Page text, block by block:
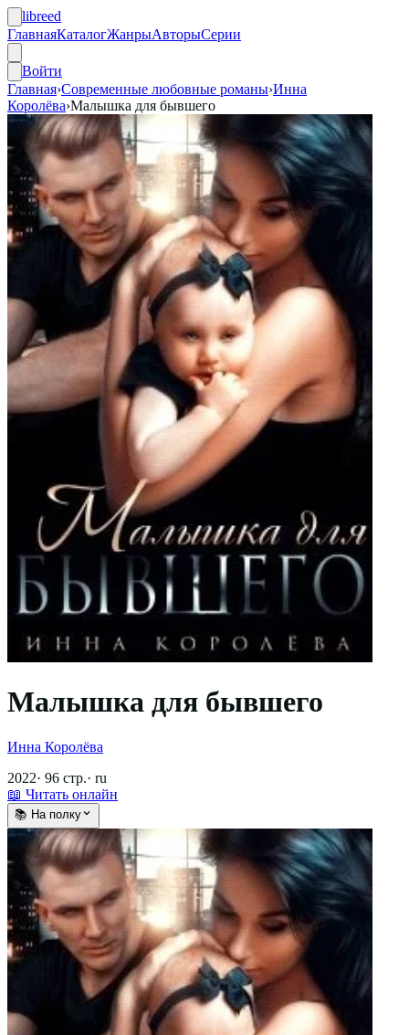
libreed
ГлавнаяКаталогЖанрыАвторыСерии
Войти
Главная›Современные любовные романы›Инна
Королёва›Малышка для бывшего
Малышка для бывшего
Инна Королёва
2022· 96 стр.· ru
📖 Читать онлайн
📚 На полку